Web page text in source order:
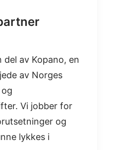
av Kopano, en
av Norges
Vi jobber for
og
lykkes i